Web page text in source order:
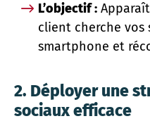
L’objectif :
client cherche vos
smartphone et
2. Déployer une
sociaux efficace